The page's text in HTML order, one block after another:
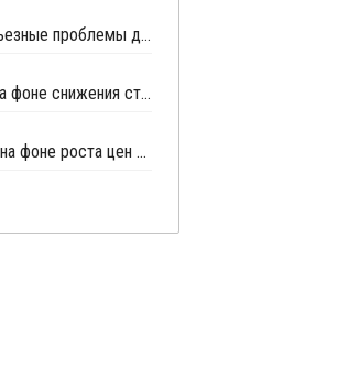
Иранская война создает серьезные проблемы для рынков полимеров
Цены стирола в Азии упали на фоне снижения стоимости сырья
Цены стирола растут в Азии на фоне роста цен на сырье и энергоносители